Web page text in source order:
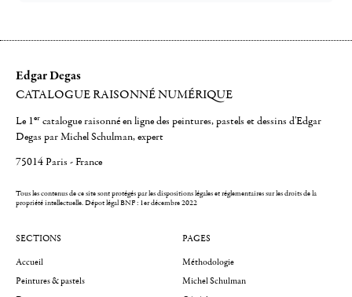
Edgar Degas
CATALOGUE RAISONNÉ NUMÉRIQUE
Le 1er catalogue raisonné en ligne des peintures, pastels et dessins d'Edgar
Degas par Michel Schulman, expert
75014 Paris - France
Tous les contenus de ce site sont protégés par les dispositions légales et réglementaires sur les droits de la
propriété intellectuelle.Dépot légal BNF : 1er décembre 2022
SECTIONS
Accueil
Peintures & pastels
PAGES
Méthodologie
Michel Schulman